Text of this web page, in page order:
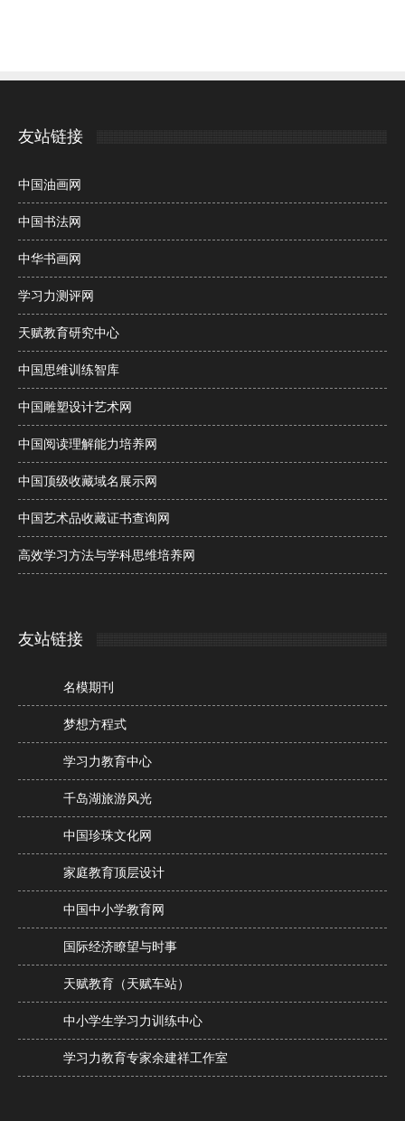
友站链接
中国油画网
中国书法网
中华书画网
学习力测评网
天赋教育研究中心
中国思维训练智库
中国雕塑设计艺术网
中国阅读理解能力培养网
中国顶级收藏域名展示网
中国艺术品收藏证书查询网
高效学习方法与学科思维培养网
友站链接
名模期刊
梦想方程式
学习力教育中心
千岛湖旅游风光
中国珍珠文化网
家庭教育顶层设计
中国中小学教育网
国际经济瞭望与时事
天赋教育（天赋车站）
中小学生学习力训练中心
学习力教育专家余建祥工作室